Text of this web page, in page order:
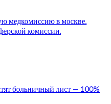
медкомиссию в москве.
комиссии.
больничный лист — 100%